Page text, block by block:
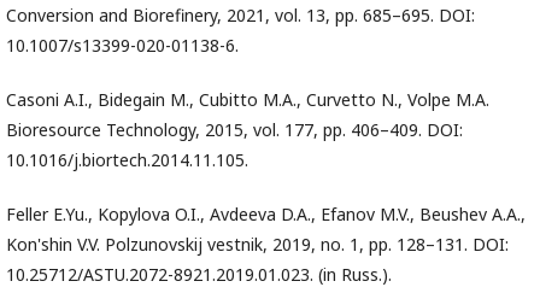
Conversion and Biorefinery, 2021, vol. 13, pp. 685–695. DOI:
10.1007/s13399-020-01138-6.
Casoni A.I., Bidegain M., Cubitto M.A., Curvetto N., Volpe M.A.
Bioresource Technology, 2015, vol. 177, pp. 406–409. DOI:
10.1016/j.biortech.2014.11.105.
Feller E.Yu., Kopylova O.I., Avdeeva D.A., Efanov M.V., Beushev A.A.,
Kon'shin V.V. Polzunovskij vestnik, 2019, no. 1, pp. 128–131. DOI:
10.25712/ASTU.2072-8921.2019.01.023. (in Russ.).